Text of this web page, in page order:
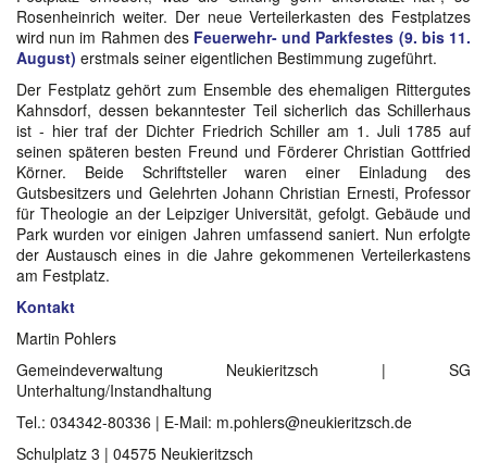
Rosenheinrich weiter. Der neue Verteilerkasten des Festplatzes
wird nun im Rahmen des Feuerwehr- und Parkfestes (9. bis 11.
August) erstmals seiner eigentlichen Bestimmung zugeführt.
Der Festplatz gehört zum Ensemble des ehemaligen Rittergutes
Kahnsdorf, dessen bekanntester Teil sicherlich das Schillerhaus
ist - hier traf der Dichter Friedrich Schiller am 1. Juli 1785 auf
seinen späteren besten Freund und Förderer Christian Gottfried
Körner. Beide Schriftsteller waren einer Einladung des
Gutsbesitzers und Gelehrten Johann Christian Ernesti, Professor
für Theologie an der Leipziger Universität, gefolgt. Gebäude und
Park wurden vor einigen Jahren umfassend saniert. Nun erfolgte
der Austausch eines in die Jahre gekommenen Verteilerkastens
am Festplatz.
Kontakt
Martin Pohlers
Gemeindeverwaltung Neukieritzsch | SG
Unterhaltung/Instandhaltung
Tel.: 034342-80336 | E-Mail: m.pohlers@neukieritzsch.de
Schulplatz 3 | 04575 Neukieritzsch